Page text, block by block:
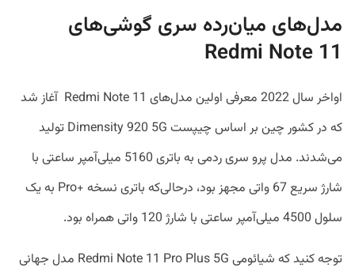
مدل‌های میان‌رده سری گوشی‌های
Redmi Note 11
اواخر سال 2022 معرفی اولین مدل‌های Redmi Note 11 آغاز شد
که در کشور چین بر اساس چیپست Dimensity 920 5G تولید
می‌شدند. مدل پرو سری ردمی به باتری 5160 میلی‌آمپر ساعتی با
شارژ سریع 67 واتی مجهز بود، درحالی‌که باتری نسخه +Pro به یک
سلول 4500 میلی‌آمپر ساعتی با شارژ 120 واتی همراه بود.
توجه کنید که شیائومی Redmi Note 11 Pro Plus 5G مدل جهانی